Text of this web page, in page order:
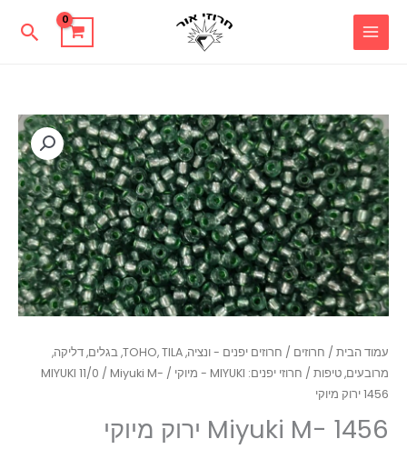
דילוג
עמוד הבית / חרוזים /
חרוזים יפנים - ונציה, TOHO, TILA, בגלים, דליקה,
מרובעים, טיפות / חרוזי יפנים: MIYUKI - מיוקי /
MIYUKI 11/0 / Miyuki M-
1456 ירוק מיוקי
Miyuki M- 1456 ירוק מיוקי
כמות
של
Miyuki
M-
1456
ירוק
מיוקי